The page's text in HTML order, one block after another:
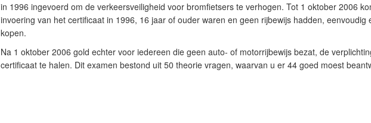
in 1996 ingevoerd om de verkeersveiligheid voor bromfietsers te verhogen. Tot 1 oktober 2006
invoering van het certificaat in 1996, 16 jaar of ouder waren en geen rijbewijs hadden, eenvoudig
kopen.
Na 1 oktober 2006 gold echter voor iedereen die geen auto- of motorrijbewijs bezat, de
certificaat te halen. Dit examen bestond uit 50 theorie vragen, waarvan u er 44 goed moest